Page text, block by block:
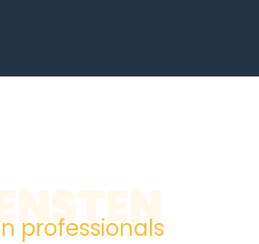
professionals